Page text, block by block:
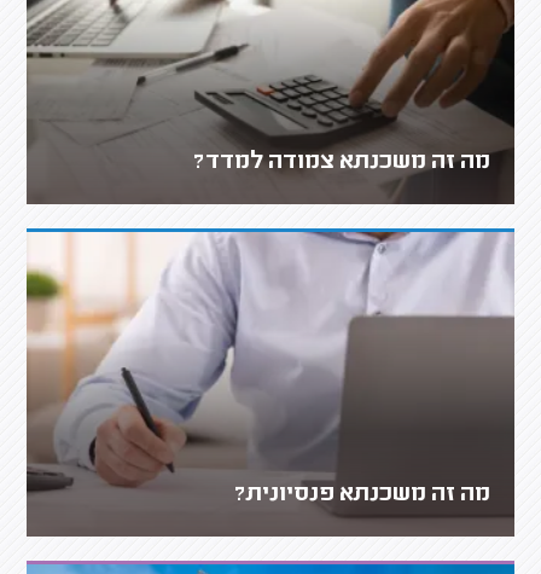
מה זה משכנתא צמודה למדד?
מה זה משכנתא פנסיונית?